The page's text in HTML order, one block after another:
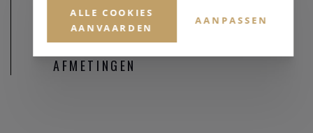
AFMETINGEN
ALLE COOKIES
AANVAARDEN
AANPASSEN